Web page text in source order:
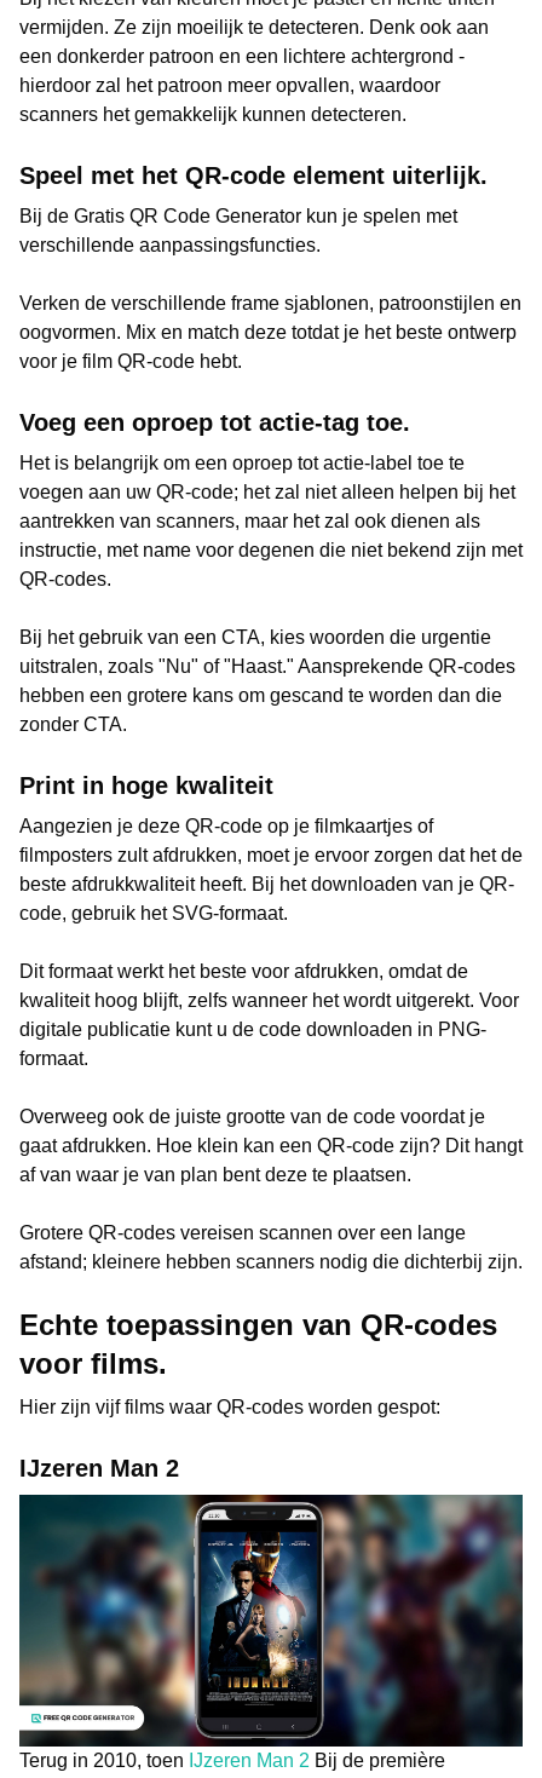
vermijden. Ze zijn moeilijk te detecteren. Denk ook aan
een donkerder patroon en een lichtere achtergrond -
hierdoor zal het patroon meer opvallen, waardoor
scanners het gemakkelijk kunnen detecteren.
Speel met het QR-code element uiterlijk.
Bij de Gratis QR Code Generator kun je spelen met
verschillende aanpassingsfuncties.
Verken de verschillende frame sjablonen, patroonstijlen en
oogvormen. Mix en match deze totdat je het beste ontwerp
voor je film QR-code hebt.
Voeg een oproep tot actie-tag toe.
Het is belangrijk om een oproep tot actie-label toe te
voegen aan uw QR-code; het zal niet alleen helpen bij het
aantrekken van scanners, maar het zal ook dienen als
instructie, met name voor degenen die niet bekend zijn met
QR-codes.
Bij het gebruik van een CTA, kies woorden die urgentie
uitstralen, zoals "Nu" of "Haast." Aansprekende QR-codes
hebben een grotere kans om gescand te worden dan die
zonder CTA.
Print in hoge kwaliteit
Aangezien je deze QR-code op je filmkaartjes of
filmposters zult afdrukken, moet je ervoor zorgen dat het de
beste afdrukkwaliteit heeft. Bij het downloaden van je QR-
code, gebruik het SVG-formaat.
Dit formaat werkt het beste voor afdrukken, omdat de
kwaliteit hoog blijft, zelfs wanneer het wordt uitgerekt. Voor
digitale publicatie kunt u de code downloaden in PNG-
formaat.
Overweeg ook de juiste grootte van de code voordat je
gaat afdrukken. Hoe klein kan een QR-code zijn? Dit hangt
af van waar je van plan bent deze te plaatsen.
Grotere QR-codes vereisen scannen over een lange
afstand; kleinere hebben scanners nodig die dichterbij zijn.
Echte toepassingen van QR-codes
voor films.
Hier zijn vijf films waar QR-codes worden gespot:
IJzeren Man 2
Terug in 2010, toen IJzeren Man 2 Bij de première